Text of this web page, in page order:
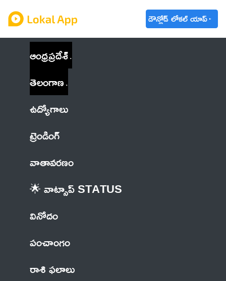
డౌన్లోడ్ లోకల్ యాప్
ఆంధ్రప్రదేశ్
తెలంగాణ
ఉద్యోగాలు
ట్రెండింగ్
వాతావరణం
🌟 వాట్సాప్ STATUS
వినోదం
పంచాంగం
రాశి ఫలాలు